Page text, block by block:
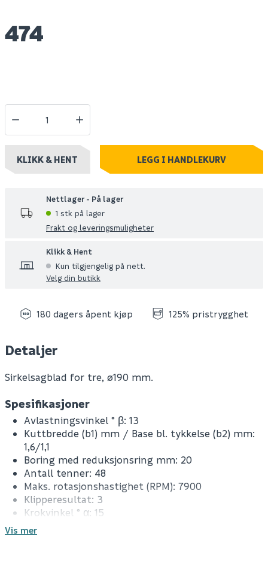
474
KLIKK & HENT LEGG I HANDLEKURV
Nettlager - På lager
1 stk på lager
Frakt og leveringsmuligheter
Klikk & Hent
Kun tilgjengelig på nett.
Velg din butikk
180 dagers åpent kjøp 125% pristrygghet
Detaljer
Sirkelsagblad for tre, ø190 mm.
Spesifikasjoner
Avlastningsvinkel ° β: 13
Kuttbredde (b1) mm / Base bl. tykkelse (b2) mm:
1,6/1,1
Boring med reduksjonsring mm: 20
Antall tenner: 48
Maks. rotasjonshastighet (RPM): 7900
Klipperesultat: 3
Krokvinkel ° α: 15
Borestørrelse mm: 30
Vis mer